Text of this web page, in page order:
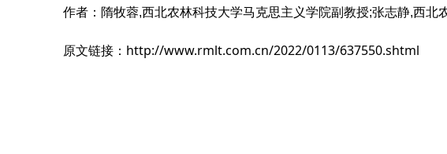
作者：隋牧蓉,西北农林科技大学马克思主义学院副教授;张志静,西北
原文链接： http://www.rmlt.com.cn/2022/0113/637550.shtml